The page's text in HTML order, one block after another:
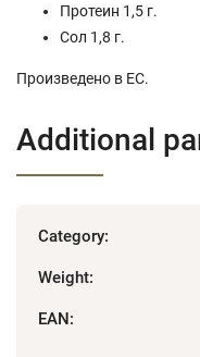
Протеин 1,5 г.
Сол 1,8 г.
Произведено в ЕС.
Additional
Category:
Weight:
EAN: